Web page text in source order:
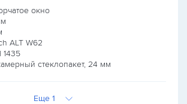
окно
ALT W62
стеклопакет, 24 мм
Еще 1